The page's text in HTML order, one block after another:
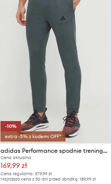
-10%
extra -5% z kodem: OFF*
adidas Performance spodnie treningowe
Cena aktualna:
169,99 zł
Cena regularna: 379,99 zł
Najniższa cena z 30 dni przed obniżką: 189,99 zł